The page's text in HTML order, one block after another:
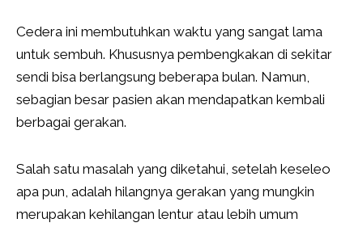
Cedera ini membutuhkan waktu yang sangat lama
untuk sembuh. Khususnya pembengkakan di sekitar
sendi bisa berlangsung beberapa bulan. Namun,
sebagian besar pasien akan mendapatkan kembali
berbagai gerakan.
Salah satu masalah yang diketahui, setelah keseleo
apa pun, adalah hilangnya gerakan yang mungkin
merupakan kehilangan lentur atau lebih umum